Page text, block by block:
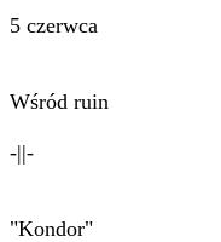
5 czerwca
Wśród ruin
-||-
"Kondor"